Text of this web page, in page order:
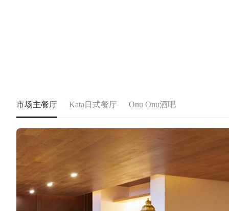
市场主餐厅 Kata日式餐厅 Onu Onu酒吧